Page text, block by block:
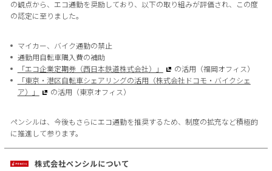
の観点から、エコ通勤を奨励しており、以下の取り組みが評価され、この度
の認定に至りました。
マイカー、バイク通勤の禁止
通勤用自転車購入費の補助
「エコ企業定期券（西日本鉄道株式会社）」
の活用（福岡オフィス）
「東京・港区自転車シェアリングの活用（株式会社ドコモ・バイクシェ
ア）」
の活用（東京オフィス）
ペンシルは、今後もさらにエコ通勤を推奨するため、制度の拡充など積極的
に推進して参ります。
株式会社ペンシルについて